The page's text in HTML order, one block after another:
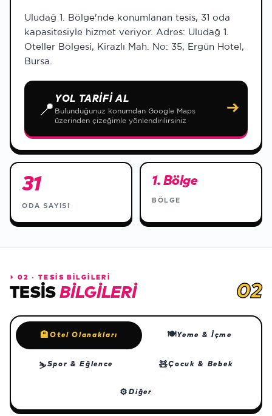
Uludağ 1. Bölge'nde konumlanan tesis, 31 oda
kapasitesiyle hizmet veriyor. Adres: Uludağ 1.
Oteller Bölgesi, Kirazlı Mah. No: 35, Ergün Hotel,
Bursa.
📍
YOL TARIFI AL
Bulunduğunuz konumdan Google Maps
üzerinden çizeğimle yönlendirilirsiniz
→
31
ODA SAYISI
1. Bölge
BÖLGE
⏵ 02 · TESİS BİLGİLERİ
TESISBILGILERI 02
🏨 Otel Olanakları 🍽Yeme & İçme
⛷Spor & Eğlence 🧸Çocuk & Bebek
⚙Diğer